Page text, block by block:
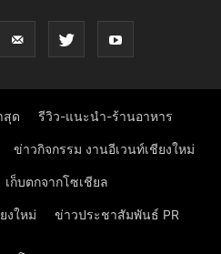
สุด รีวิว-แนะนำ-ร้านอาหาร
ข่าวกิจกรรม งานอีเวนท์เชียงใหม่
เก็บตกจากโซเชียล
งใหม่ ข่าวประชาสัมพันธ์ PR